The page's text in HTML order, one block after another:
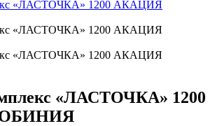
«ЛАСТОЧКА» 1200